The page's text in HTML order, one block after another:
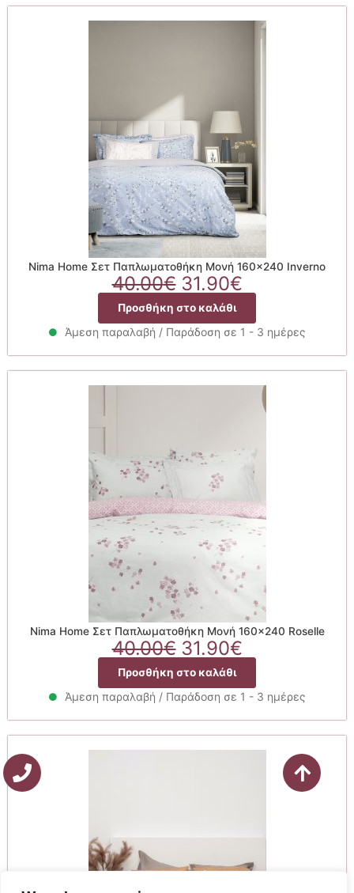
Nima Home Σετ Παπλωματοθήκη Μονή 160×240 Inverno
40.00€ Original
price
was:
40.00€.
31.90€Η
τρέχουσα
τιμή
είναι:
31.90€.
Προσθήκη στο καλάθι
Άμεση παραλαβή / Παράδοση σε 1 - 3 ημέρες
Nima Home Σετ Παπλωματοθήκη Μονή 160×240 Roselle
40.00€ Original
price
was:
40.00€.
31.90€Η
τρέχουσα
τιμή
είναι:
31.90€.
Προσθήκη στο καλάθι
Άμεση παραλαβή / Παράδοση σε 1 - 3 ημέρες